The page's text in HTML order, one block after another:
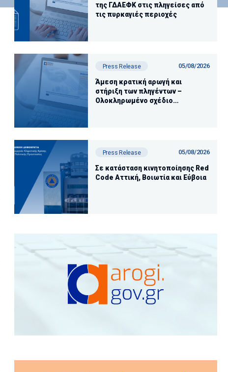
της ΓΔΑΕΦΚ στις πληγείσες από
τις πυρκαγιές περιοχές
Press Release 05/08/2026
Άμεση κρατική αρωγή και
στήριξη των πληγέντων –
Ολοκληρωμένο σχέδιο
Press Release 05/08/2026
Σε κατάσταση κινητοποίησης Red
Code Αττική, Βοιωτία και Εύβοια
#CivProGR